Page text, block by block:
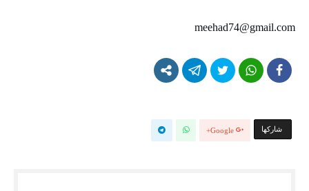
meehad74@gmail.com
‫‫ شاركها‬ Google+